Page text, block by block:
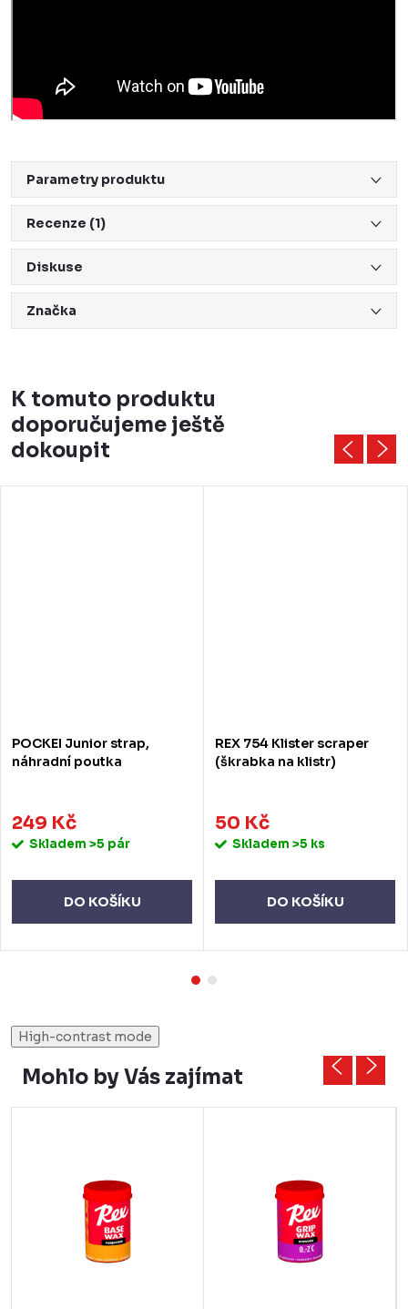
Parametry produktu
Recenze (1)
Diskuse
Značka
K tomuto produktu
doporučujeme ještě
dokoupit
POCKEI Junior strap,
náhradní poutka
249 Kč
Skladem >5 pár
DO KOŠÍKU
REX 754 Klister scraper
(škrabka na klistr)
50 Kč
Skladem >5 ks
DO KOŠÍKU
High-contrast mode
Mohlo by Vás zajímat